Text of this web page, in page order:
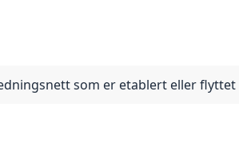
som er etablert eller flyttet